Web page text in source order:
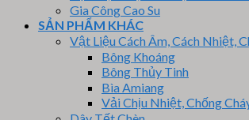
Gia Công Cao Su
SẢN PHẨM KHÁC
Vật Liệu Cách Âm, Cách Nhiệt,
Bông Khoáng
Bông Thủy Tinh
Bìa Amiang
Vải Chịu Nhiệt, Chống